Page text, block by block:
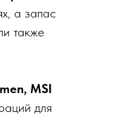
а запас
также
MSI
для